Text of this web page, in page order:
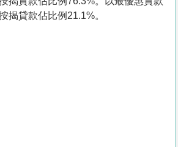
揭貸款佔比例21.1%。